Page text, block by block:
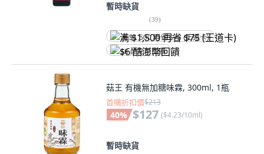
暫時缺貨
(39)
满 $1,500 再省 $75 (王道卡)
$6 酷澎幣回饋
菇王 有機無加糖味霖, 300ml, 1瓶
首購折扣價$213
40% $127 ($4.23/10ml)
暫時缺貨